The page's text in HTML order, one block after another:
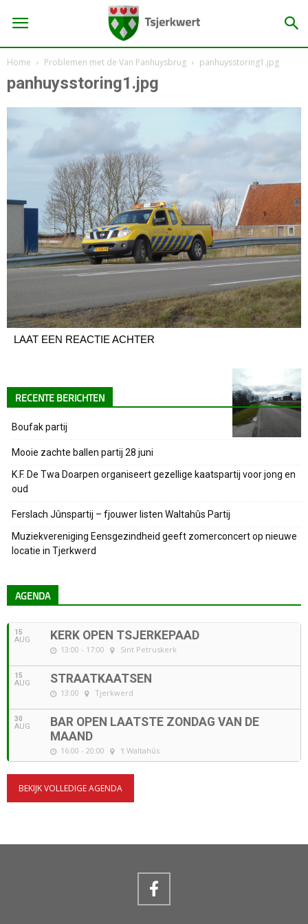
Home Problemen met de Van Panhuysbrug panhuysstoring1.jpg
panhuysstoring1.jpg
LAAT EEN REACTIE ACHTER
RECENTE BERICHTEN
Boufak partij
Mooie zachte ballen partij 28 juni
K.F. De Twa Doarpen organiseert gezellige kaatspartij voor jong en
oud
Ferslach Jûnspartij – fjouwer listen Waltahûs Partij
Muziekvereniging Eensgezindheid geeft zomerconcert op nieuwe
locatie in Tjerkwerd
AGENDA
15
AUG KERK OPEN TSJERKEPAAD
13:00 - 17:00 Sint Petruskerk
15
AUG STRAATKAATSEN
13:00 Tjerkwerd
30
AUG
BAR OPEN LAATSTE ZONDAG VAN DE
MAAND
16:00 - 20:00 't Waltahûs
BEKIJK VOLLEDIGE AGENDA